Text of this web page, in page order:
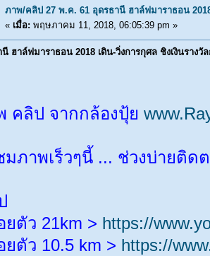
ภาพ/คลิป 27 พ.ค. 61 อุดรธานี ฮาล์ฟมาราธอน
« เมื่อ: พฤษภาคม 11, 2018, 06:05:39 pm »
นี ฮาล์ฟมาราธอน 2018 เดิน-วิ่งการกุศล ชิงเงินรางวั
คลิป จากกล้องปุ้ย
มภาพเร็วๆนี้ ... ช่วงบ่ายติด
ยตัว 21km > https://
ยตัว 10.5 km > https://